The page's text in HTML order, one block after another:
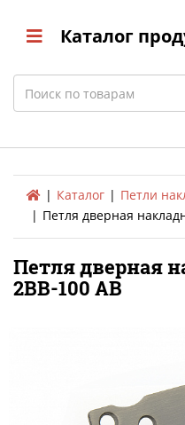
Каталог
Search
Каталог
Петли
Петля дверная
Петля дверная
2BB-100 AB